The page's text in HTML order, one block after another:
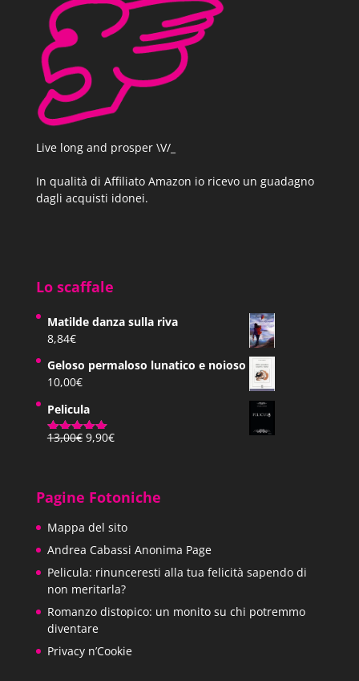
Live long and prosper \V/_
In qualità di Affiliato Amazon io ricevo un guadagno
dagli acquisti idonei.
Lo scaffale
Matilde danza sulla riva
8,84€
Geloso permaloso lunatico e noioso
10,00€
Pelicula
Valutato
13,00€ Il
13,00€.
9,90€Il
9,90€.
Pagine Fotoniche
Mappa del sito
Andrea Cabassi Anonima Page
Pelicula: rinunceresti alla tua felicità sapendo di
non meritarla?
Romanzo distopico: un monito su chi potremmo
diventare
Privacy n’Cookie